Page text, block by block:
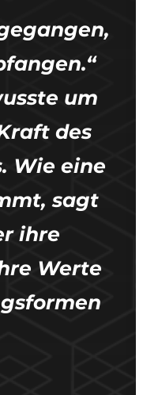
um
des
Wie eine
sagt
ihre
Werte